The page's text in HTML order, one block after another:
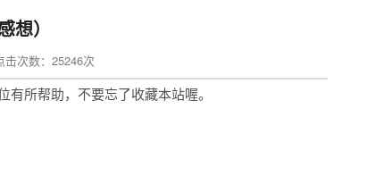
想）
次数：25246次
所帮助，不要忘了收藏本站喔。